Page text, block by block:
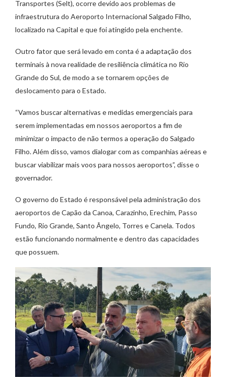
Transportes (Selt), ocorre devido aos problemas de
infraestrutura do Aeroporto Internacional Salgado Filho,
localizado na Capital e que foi atingido pela enchente.
Outro fator que será levado em conta é a adaptação dos
terminais à nova realidade de resiliência climática no Rio
Grande do Sul, de modo a se tornarem opções de
deslocamento para o Estado.
“Vamos buscar alternativas e medidas emergenciais para
serem implementadas em nossos aeroportos a fim de
minimizar o impacto de não termos a operação do Salgado
Filho. Além disso, vamos dialogar com as companhias aéreas e
buscar viabilizar mais voos para nossos aeroportos”, disse o
governador.
O governo do Estado é responsável pela administração dos
aeroportos de Capão da Canoa, Carazinho, Erechim, Passo
Fundo, Rio Grande, Santo Ângelo, Torres e Canela. Todos
estão funcionando normalmente e dentro das capacidades
que possuem.